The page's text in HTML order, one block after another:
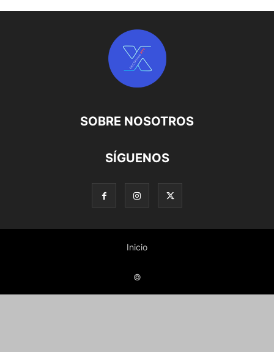
SOBRE NOSOTROS
SÍGUENOS
Inicio
©